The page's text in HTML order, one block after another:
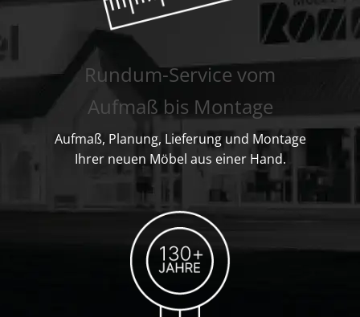
Rundum-Service vom
Aufmaß bis Montage
Aufmaß, Planung, Lieferung und Montage
Ihrer neuen Möbel aus einer Hand.